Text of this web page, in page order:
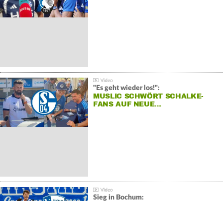
"Es geht wieder los!":
MUSLIC SCHWÖRT SCHALKE-
FANS AUF NEUE…
Sieg in Bochum: